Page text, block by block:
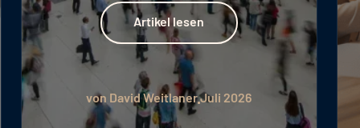
Artikel lesen
Artikel lesen
von David WeitlanerJuli 2026